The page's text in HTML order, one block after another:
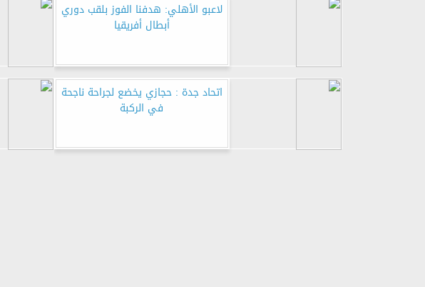
لاعبو الأهلي: هدفنا الفوز بلقب دوري
أبطال أفريقيا
اتحاد جدة : حجازي يخضع لجراحة ناجحة
في الركبة